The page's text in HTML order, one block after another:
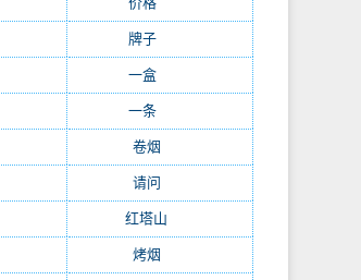
牌子
一盒
一条
卷烟
请问
红塔山
烤烟